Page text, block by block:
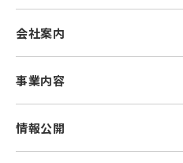
会社案内
事業内容
情報公開